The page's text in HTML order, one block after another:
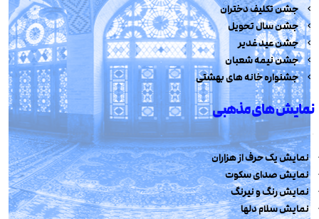
جشن تکلیف دختران
جشن سال تحویل
جشن عید غدیر
جشن نیمه شعبان
جشنواره خانه های بهشتی
نمایش های مذهبی
نمایش یک حرف از هزاران
نمایش صدای سکوت
نمایش رنگ و نیرنگ
نمایش سلام دلها